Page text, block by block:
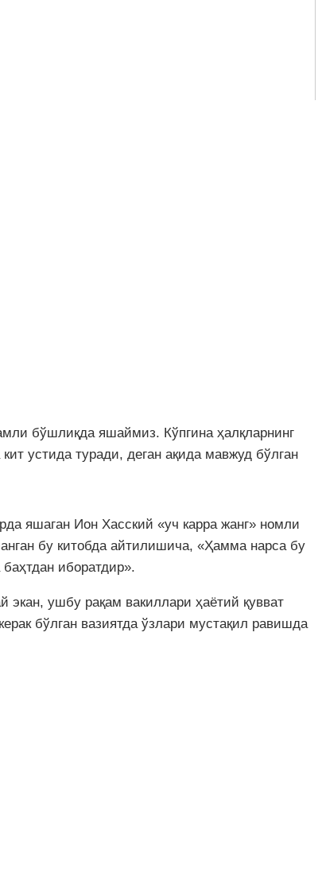
бўшлиқда яшаймиз. Кўпгина ҳалқларнинг
устида туради, деган ақида мавжуд бўлган
яшаган Ион Хасский «уч карра жанг» номли
бу китобда айтилишича, «Ҳамма нарса бу
иборатдир».
ушбу рақам вакиллари ҳаётий қувват
бўлган вазиятда ўзлари мустақил равишда